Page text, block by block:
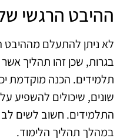
ההיבט הרגשי
לא ניתן להתעלם מההיבט
בגרות, שכן זהו תהליך
תלמידים. הכנה מוקדמת
שונים, שיכולים להשפיע
התלמידים. חשוב לשים לב
במהלך תהליך הלימוד.